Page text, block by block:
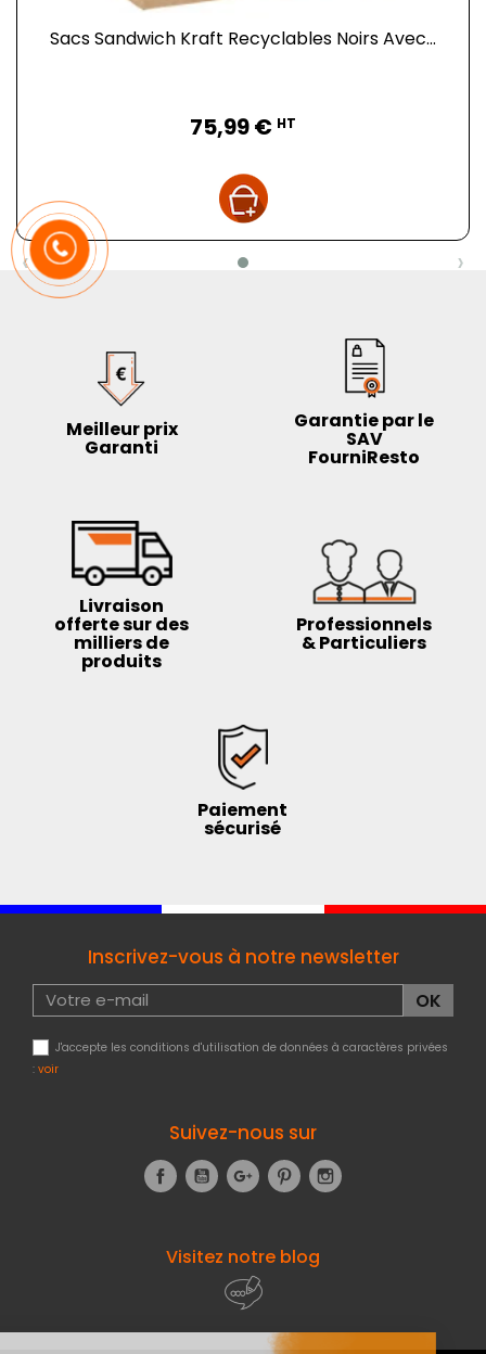
Sacs Sandwich Kraft Recyclables Noirs Avec...
75,99 € HT
‹ ›
Meilleur prix
Garanti
Garantie par le
SAV
FourniResto
Livraison
offerte sur des
milliers de
produits
Professionnels
& Particuliers
Paiement
sécurisé
Inscrivez-vous à notre newsletter
J'accepte les conditions d'utilisation de données à caractères privées
: voir
Suivez-nous sur
FacebookYouTubeGoogle+Pinterest
Visitez notre blog